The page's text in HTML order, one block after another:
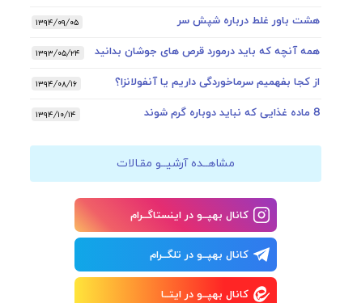
هشت باور غلط درباره شپش سر ۱۳۹۴/۰۹/۰۵
همه آنچه که باید درمورد قرص های جوشان بدانید ۱۳۹۳/۰۵/۲۴
از کجا بفهمیم سرماخوردگی داریم یا آنفولانزا؟ ۱۳۹۴/۰۸/۱۶
8 ماده غذایی که نباید دوباره گرم شوند ۱۳۹۴/۱۰/۱۴
مشاهــده آرشیــو مقـالات
کانال بهپــو در اینستاگــرام
کانال بهپــو در تلگــرام
کانال بهپــو در ایتــا